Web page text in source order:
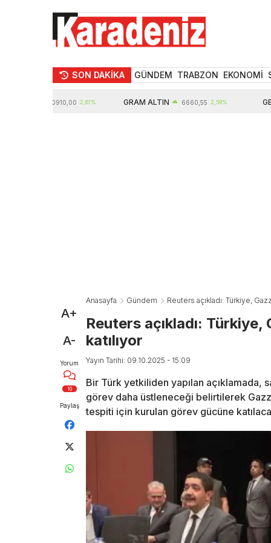
SON DAKİKA GÜNDEM TRABZON EKONOMİ
10910,00 2,61% GRAM ALTIN 6660,55 2,59%
A+
A-
Yorum
10
Paylaş
Anasayfa Gündem Reuters açıkladı: Türkiye,
Reuters açıkladı:
katılıyor
Yayın Tarihi: 09.10.2025 - 15:09
Bir Türk yetkiliden yapılan açıklamada,
görev daha üstleneceği belirtilerek
tespiti için kurulan görev gücüne